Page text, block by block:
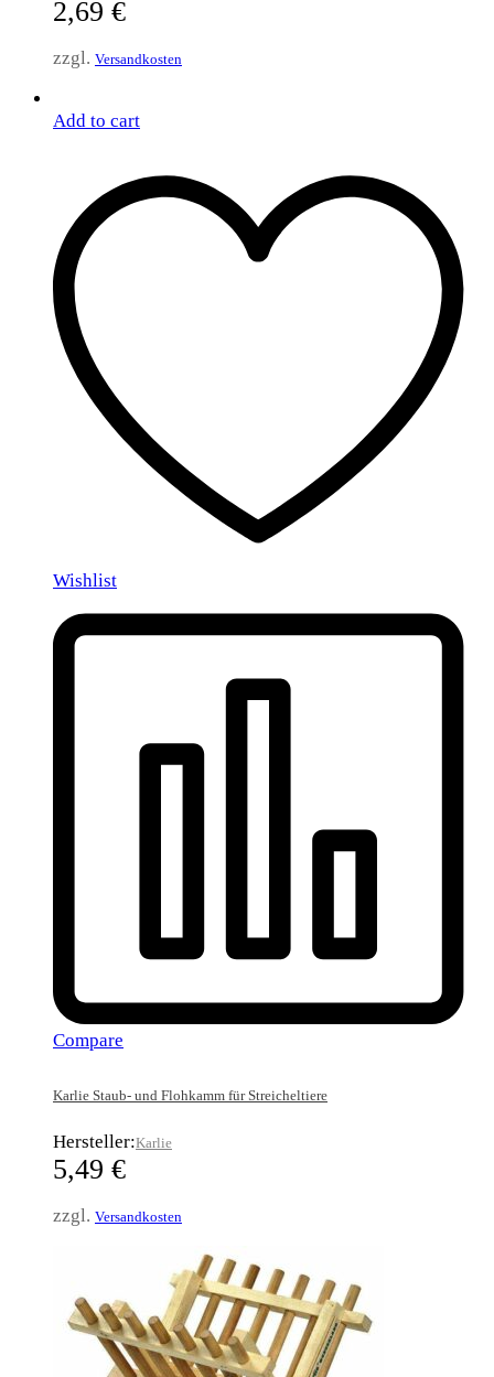
2,69 €
zzgl. Versandkosten
Add to cart
Wishlist
Compare
Karlie Staub- und Flohkamm für Streicheltiere
Hersteller:Karlie
5,49 €
zzgl. Versandkosten